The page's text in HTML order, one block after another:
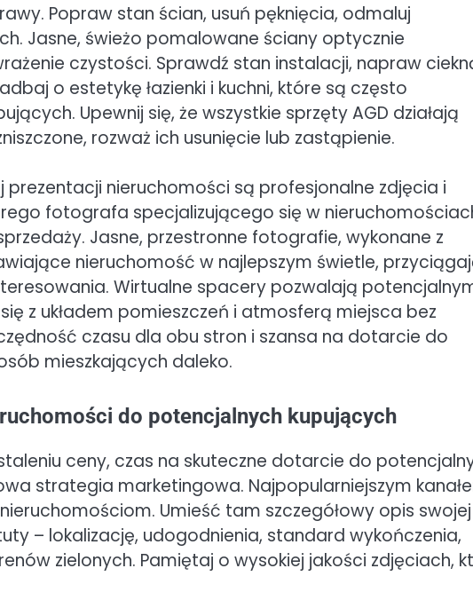
Popraw stan ścian, usuń pęknięcia, odmaluj
Jasne, świeżo pomalowane ściany optycznie
czystości. Sprawdź stan instalacji, napraw
o estetykę łazienki i kuchni, które są często
Upewnij się, że wszystkie sprzęty AGD działają
rozważ ich usunięcie lub zastąpienie.
nieruchomości są profesjonalne zdjęcia i
fotografa specjalizującego się w
Jasne, przestronne fotografie, wykonane z
nieruchomość w najlepszym świetle,
Wirtualne spacery pozwalają
z układem pomieszczeń i atmosferą miejsca bez
czasu dla obu stron i szansa na dotarcie do
mieszkających daleko.
do potencjalnych kupujących
ceny, czas na skuteczne dotarcie do
strategia marketingowa. Najpopularniejszym
Umieść tam szczegółowy opis swojej
– lokalizację, udogodnienia, standard wykończenia,
zielonych. Pamiętaj o wysokiej jakości zdjęciach,